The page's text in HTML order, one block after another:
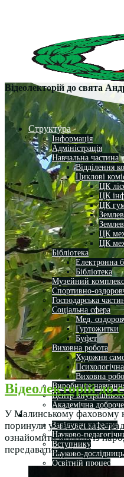
Структура
Інформація
Адміністрація
Навчальна частина
Відділення
Циклові
ЦК
ЦК
ЦК
ЦК
ЦК
Бібліотека
Електронна
Бібліотека
Музейний комплекс
Спортивно-
Господарська
Соціальна сфера
Мед.
Гуртожитки
Буфет
Виховна робота
Художня
Виховна
Виробниче
Центр
Академічна
Кафедра
Завідувач кафедри
Науково-
Вступнику
Науково-
Освітній процес
Відеолекторій до свята
Відеолекторій
У Малинському фаховому
поринули у світ давніх
ознайомити молодь із
передавати далі.